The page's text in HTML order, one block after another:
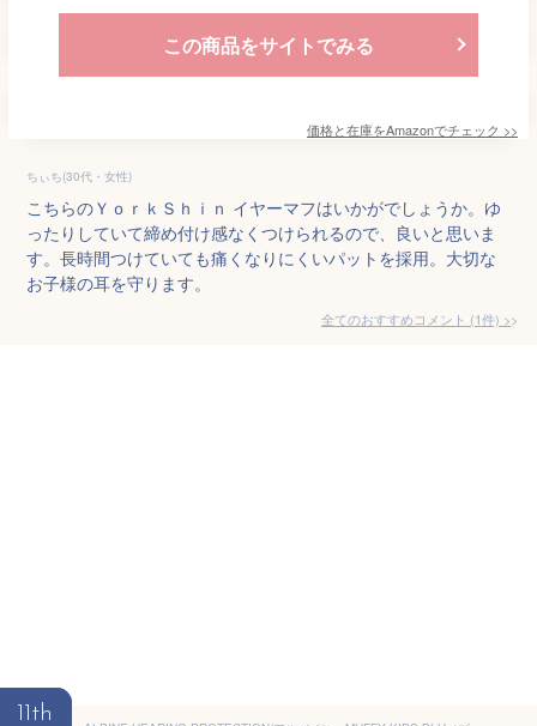
この商品をサイトでみる
価格と在庫をAmazonでチェック >>
ちぃち(30代・女性)
こちらのＹｏｒｋＳｈｉｎ イヤーマフはいかがでしょうか。ゆ
ったりしていて締め付け感なくつけられるので、良いと思いま
す。長時間つけていても痛くなりにくいパットを採用。大切な
お子様の耳を守ります。
全てのおすすめコメント (1件) >
11th